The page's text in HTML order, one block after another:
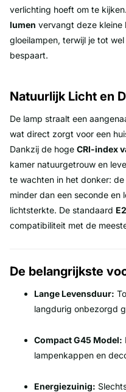
verlichting hoeft om te
lumen vervangt deze kleine
gloeilampen, terwijl je tot
bespaart.
Natuurlijk Licht en
De lamp straalt een
wat direct zorgt voor een
Dankzij de hoge CRI-index
kamer natuurgetrouw en
te wachten in het donker:
minder dan een seconde
lichtsterkte. De standaard
compatibiliteit met de
De belangrijkste
Lange Levensduur:
langdurig onbezorgd
Compact G45 Model:
lampenkappen en
Energiezuinig: